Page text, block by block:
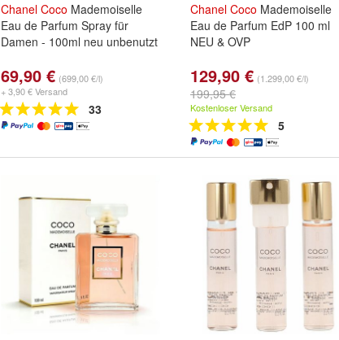
Chanel Coco Mademoiselle
Eau de Parfum Spray für
Damen - 100ml neu unbenutzt
69,90 € (699,00 €/l)
+ 3,90 € Versand
33
Chanel Coco Mademoiselle
Eau de Parfum EdP 100 ml
NEU & OVP
129,90 € (1.299,00 €/l)
199,95 €
Kostenloser Versand
5